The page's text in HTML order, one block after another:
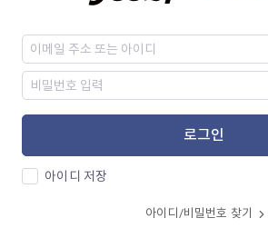
로그인
아이디 저장
아이디/비밀번호 찾기